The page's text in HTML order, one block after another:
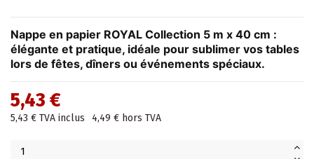
Nappe en papier ROYAL Collection 5 m x 40 cm :
élégante et pratique, idéale pour sublimer vos tables
lors de fêtes, dîners ou événements spéciaux.
5,43 €
5,43 € TVA inclus 4,49 € hors TVA